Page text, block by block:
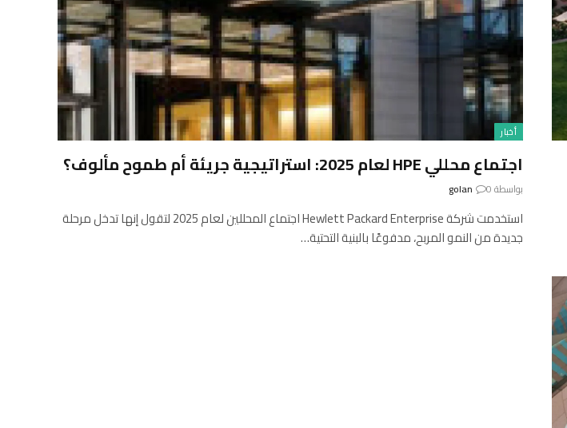
أخبار
اجتماع محللي HPE لعام 2025: استراتيجية جريئة أم طموح مألوف؟
بواسطة golan 0
استخدمت شركة Hewlett Packard Enterprise اجتماع المحللين لعام 2025 لتقول إنها تدخل مرحلة
جديدة من النمو المربح، مدفوعًا بالبنية التحتية…